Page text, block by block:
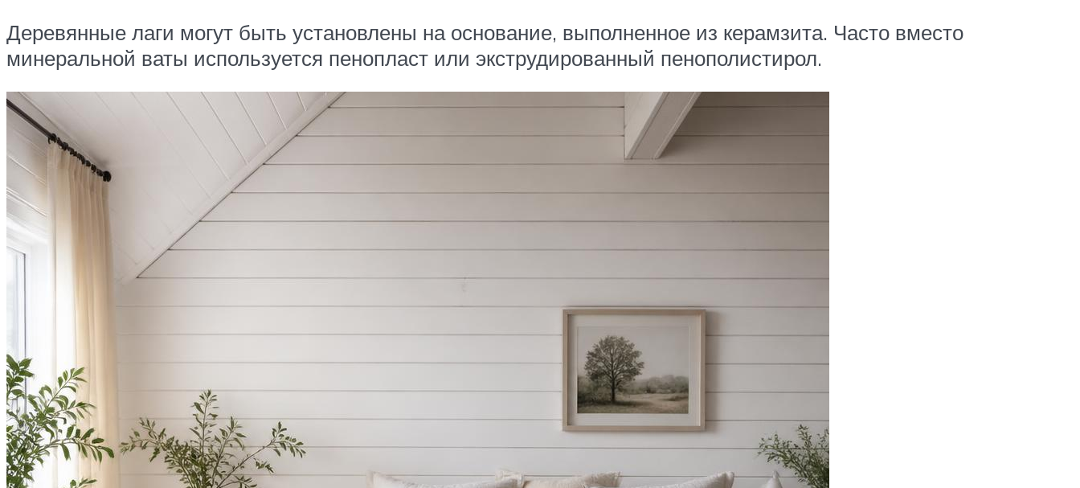
Деревянные лаги могут быть установлены на основание, выполненное из керамзита. Часто вместо
минеральной ваты используется пенопласт или экструдированный пенополистирол.